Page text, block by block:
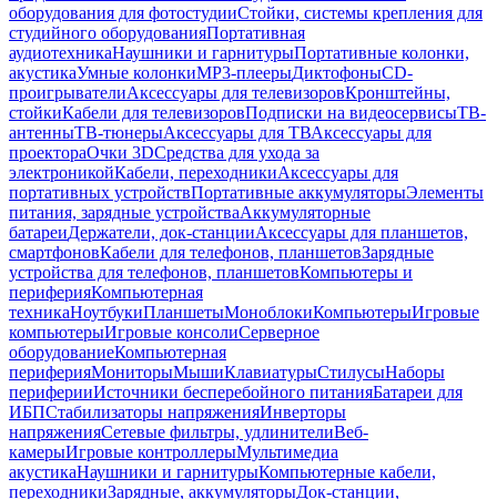
оборудования для фотостудииСтойки, системы крепления для
студийного оборудованияПортативная
аудиотехникаНаушники и гарнитурыПортативные колонки,
акустикаУмные колонкиMP3-плеерыДиктофоныCD-
проигрывателиАксессуары для телевизоровКронштейны,
стойкиКабели для телевизоровПодписки на видеосервисыТВ-
антенныТВ-тюнерыАксессуары для ТВАксессуары для
проектораОчки 3DСредства для ухода за
электроникойКабели, переходникиАксессуары для
портативных устройствПортативные аккумуляторыЭлементы
питания, зарядные устройстваАккумуляторные
батареиДержатели, док-станцииАксессуары для планшетов,
смартфоновКабели для телефонов, планшетовЗарядные
устройства для телефонов, планшетовКомпьютеры и
периферияКомпьютерная
техникаНоутбукиПланшетыМоноблокиКомпьютерыИгровые
компьютерыИгровые консолиСерверное
оборудованиеКомпьютерная
периферияМониторыМышиКлавиатурыСтилусыНаборы
периферииИсточники бесперебойного питанияБатареи для
ИБПСтабилизаторы напряженияИнверторы
напряженияСетевые фильтры, удлинителиВеб-
камерыИгровые контроллерыМультимедиа
акустикаНаушники и гарнитурыКомпьютерные кабели,
переходникиЗарядные, аккумуляторыДок-станции,